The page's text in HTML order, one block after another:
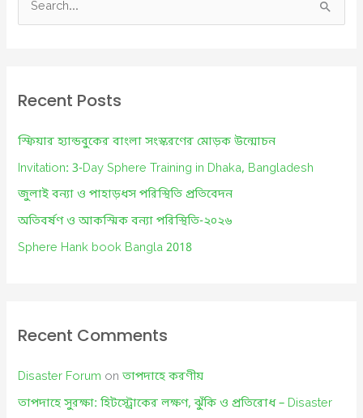
e
c
f
o
r
Recent Posts
স্ফিয়ার হ্যান্ডবুকের বাংলা সংস্করণের মোড়ক উন্মোচন
Invitation: 3-Day Sphere Training in Dhaka, Bangladesh
জুলাই বন্যা ও পাহাড়ধস পরিস্থিতি প্রতিবেদন
অতিবর্ষণ ও আকস্মিক বন্যা পরিস্থিতি-২০২৬
Sphere Hank book Bangla 2018
Recent Comments
Disaster Forum onতাপদাহে করণীয়
তাপদাহে সুরক্ষা: হিটস্ট্রোকের লক্ষণ, ঝুঁকি ও প্রতিরোধ – Disaster